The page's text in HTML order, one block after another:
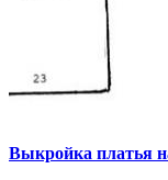
Выкройка платья